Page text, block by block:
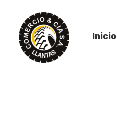
content
Inicio